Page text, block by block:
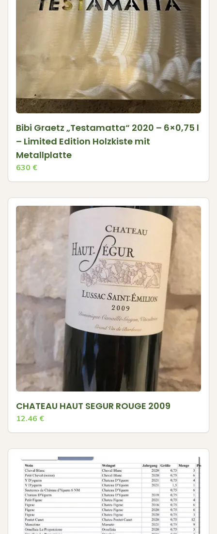
Bibi Graetz „Testamatta“ 2020 – 6×0,75 l
– Limited Edition Holzkiste mit
Metallplatte
630 €
CHATEAU HAUT SEGUR ROUGE 2009
12.46 €